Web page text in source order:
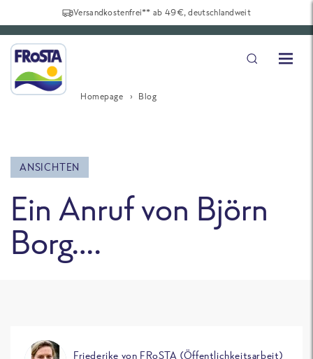
Versandkostenfrei** ab 49€, deutschlandweit
Homepage Blog
ANSICHTEN
Ein Anruf von Björn
Borg….
Friederike von FRoSTA (Öffentlichkeitsarbeit)